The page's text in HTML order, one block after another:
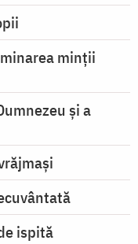
minţii
şi a
ispită